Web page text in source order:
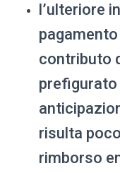
l’ulteriore
contributo
prefigurato
risulta
rimborso